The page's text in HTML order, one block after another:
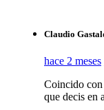
Claudio
hace 2 meses
Coincido
que decis en